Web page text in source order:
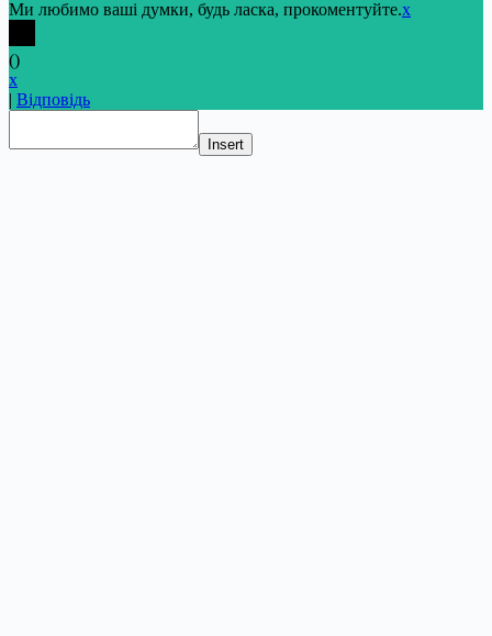
Ми любимо ваші думки, будь ласка, прокоментуйте.x
()
x
| Відповідь
Insert